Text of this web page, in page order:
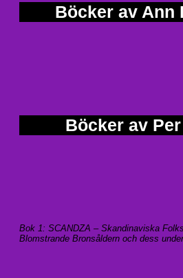
Böcker av Ann
Böcker av
Bok 1: SCANDZA – Skandinaviska
Blomstrande Bronsåldern och dess